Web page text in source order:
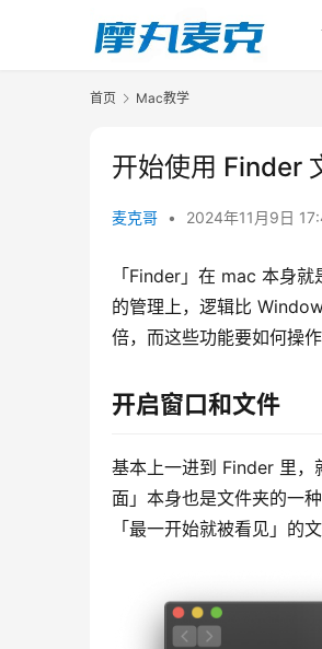
首页 Mac教学
开始使用 Finder
麦克哥 • 2024年11月9日
「Finder」在 mac 本身
的管理上，逻辑比
倍，而这些功能要如何操
开启窗口和文件
基本上一进到 Finder 里，
面」本身也是文件夹的一
「最一开始就被看见」的